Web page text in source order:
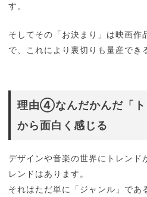
す。
そしてその「お決まり」は映画作
で、これにより裏切りも量産でき
理由④なんだかんだ「ト
から面白く感じる
デザインや音楽の世界にトレンド
レンドはあります。
それはただ単に「ジャンル」であ